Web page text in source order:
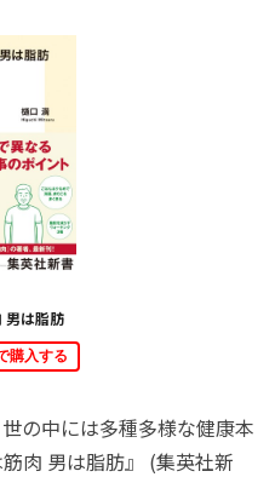
男は脂肪
購入する
の中には多種多様な健康本
肉 男は脂肪』 (集英社新